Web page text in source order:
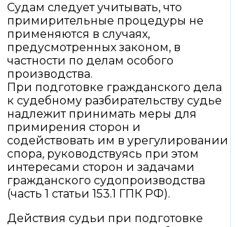
Судам следует учитывать, что
примирительные процедуры не
применяются в случаях,
предусмотренных законом, в
частности по делам особого
производства.
При подготовке гражданского дела
к судебному разбирательству судье
надлежит принимать меры для
примирения сторон и
содействовать им в урегулировании
спора, руководствуясь при этом
интересами сторон и задачами
гражданского судопроизводства
(часть 1 статьи 153.1 ГПК РФ).
Действия судьи при подготовке